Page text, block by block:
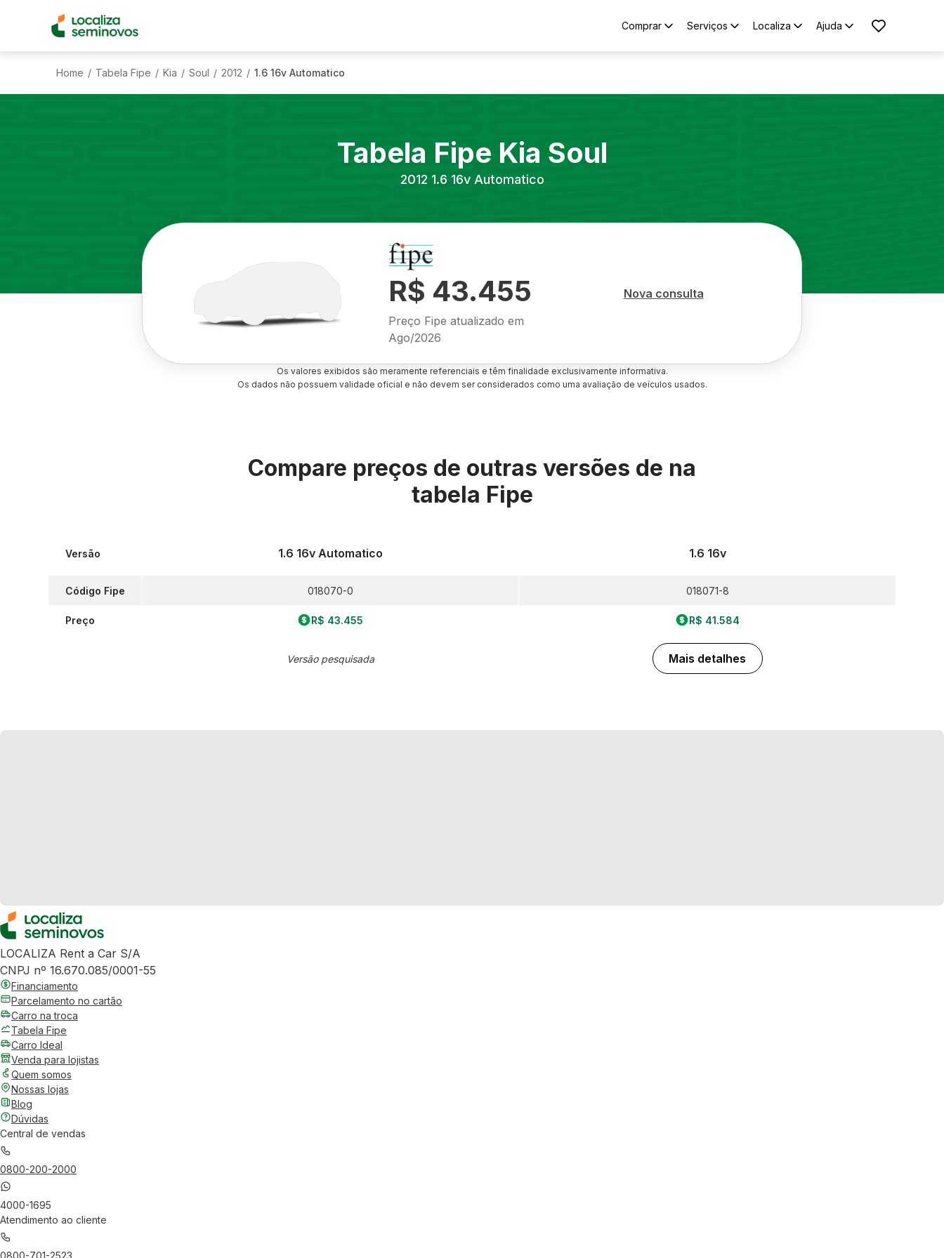
Comprar Serviços Localiza Ajuda
Home / Tabela Fipe / Kia / Soul / 2012 / 1.6 16v Automatico
Tabela Fipe Kia Soul
2012 1.6 16v Automatico
R$ 43.455
Preço Fipe atualizado em
Ago/2026
Nova consulta
Os valores exibidos são meramente referenciais e têm finalidade exclusivamente informativa.
Os dados não possuem validade oficial e não devem ser considerados como uma avaliação de veículos usados.
Compare preços de outras versões de na
tabela Fipe
Versão
Código Fipe
Preço
1.6 16v Automatico
018070-0
R$ 43.455
Versão pesquisada
1.6 16v
018071-8
R$ 41.584
Mais detalhes
LOCALIZA Rent a Car S/A
CNPJ nº 16.670.085/0001-55
Financiamento
Parcelamento no cartão
Carro na troca
Tabela Fipe
Carro Ideal
Venda para lojistas
Quem somos
Nossas lojas
Blog
Dúvidas
Central de vendas
0800-200-2000
4000-1695
Atendimento ao cliente
0800-701-2523